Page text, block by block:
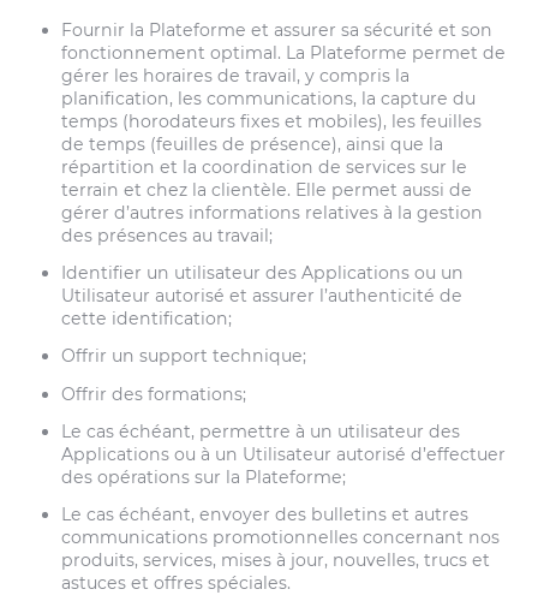
Fournir la Plateforme et assurer sa sécurité et son
fonctionnement optimal. La Plateforme permet de
gérer les horaires de travail, y compris la
planification, les communications, la capture du
temps (horodateurs fixes et mobiles), les feuilles
de temps (feuilles de présence), ainsi que la
répartition et la coordination de services sur le
terrain et chez la clientèle. Elle permet aussi de
gérer d’autres informations relatives à la gestion
des présences au travail;
Identifier un utilisateur des Applications ou un
Utilisateur autorisé et assurer l’authenticité de
cette identification;
Offrir un support technique;
Offrir des formations;
Le cas échéant, permettre à un utilisateur des
Applications ou à un Utilisateur autorisé d’effectuer
des opérations sur la Plateforme;
Le cas échéant, envoyer des bulletins et autres
communications promotionnelles concernant nos
produits, services, mises à jour, nouvelles, trucs et
astuces et offres spéciales.